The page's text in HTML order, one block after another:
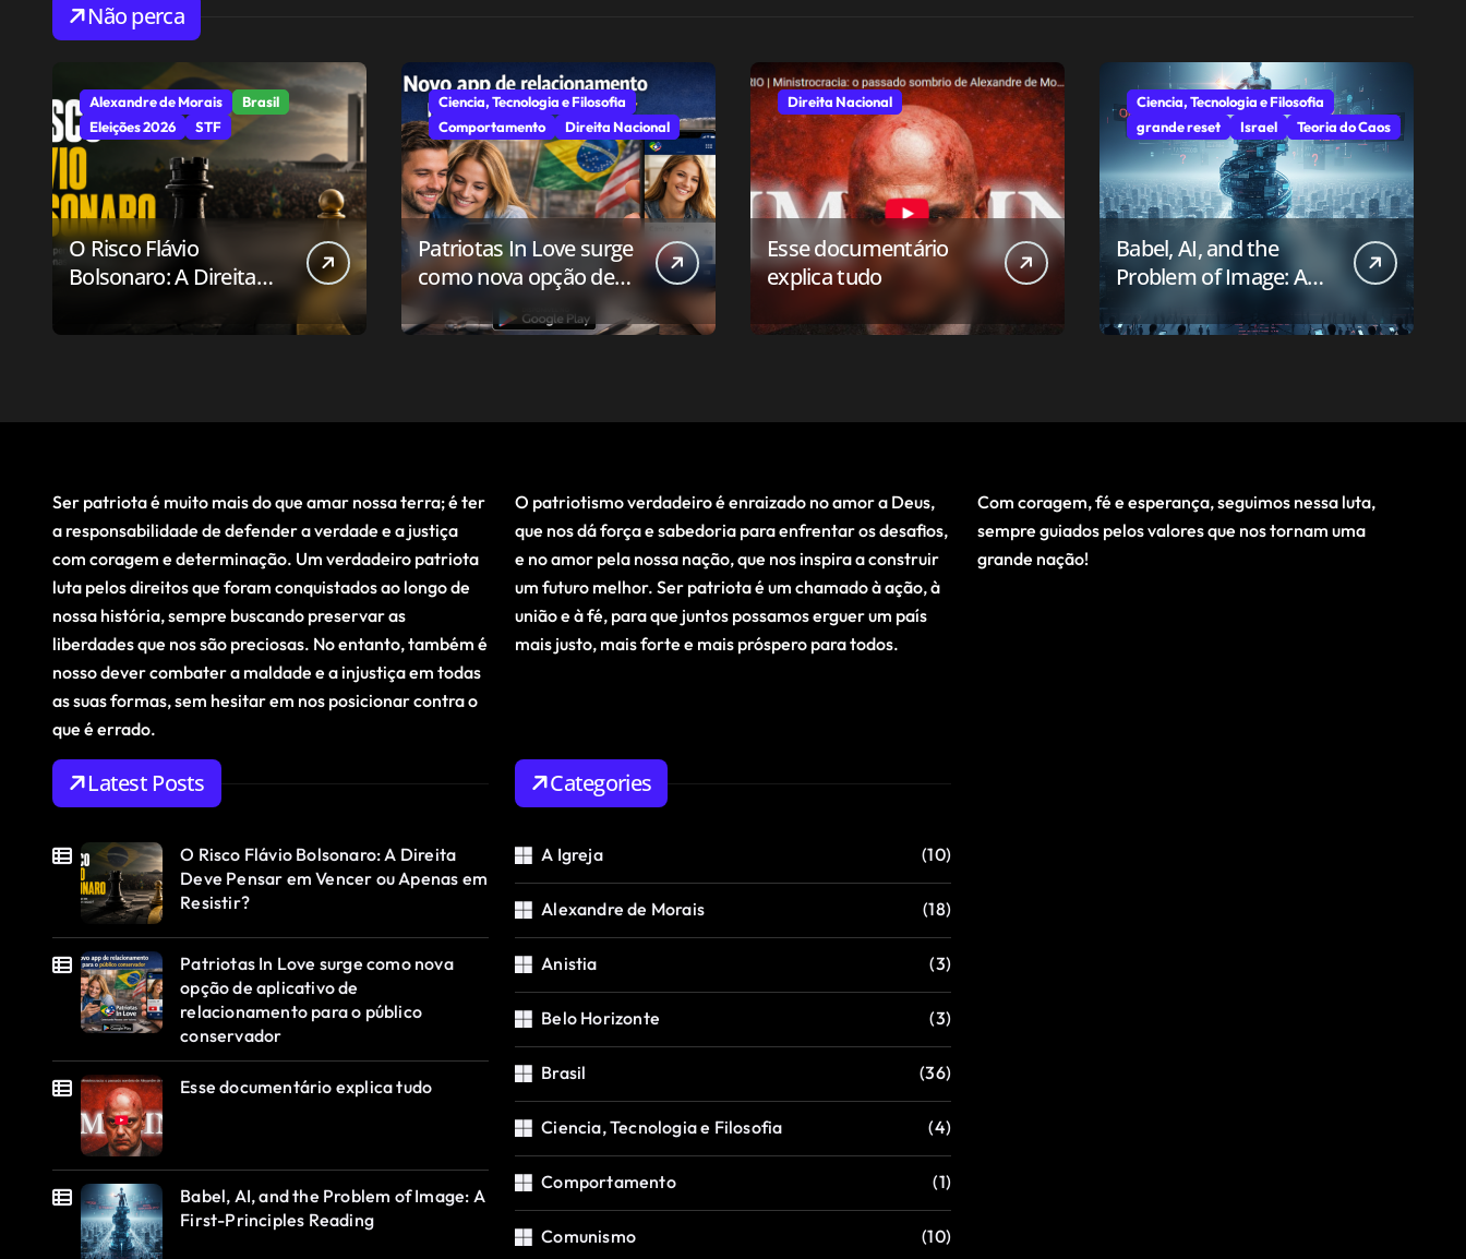
Não perca
Alexandre de Morais
Brasil
Eleições 2026
STF
O Risco Flávio
Bolsonaro: A Direita
Vencer ou Apenas em
Ciencia, Tecnologia e Filosofia
Comportamento
Direita Nacional
Patriotas In Love surge
como nova opção de
aplicativo de
relacionamento para o
Direita Nacional
Esse documentário
explica tudo
Ciencia, Tecnologia e Filosofia
grande reset
Israel Teoria do Caos
Babel, AI, and the
Problem of Image: A
Ser patriota é muito mais do que amar nossa terra; é ter
a responsabilidade de defender a verdade e a justiça
com coragem e determinação. Um verdadeiro patriota
luta pelos direitos que foram conquistados ao longo de
nossa história, sempre buscando preservar as
liberdades que nos são preciosas. No entanto, também é
nosso dever combater a maldade e a injustiça em todas
as suas formas, sem hesitar em nos posicionar contra o
que é errado.
O patriotismo verdadeiro é enraizado no amor a Deus,
que nos dá força e sabedoria para enfrentar os desafios,
e no amor pela nossa nação, que nos inspira a construir
um futuro melhor. Ser patriota é um chamado à ação, à
união e à fé, para que juntos possamos erguer um país
mais justo, mais forte e mais próspero para todos.
Com coragem, fé e esperança, seguimos nessa luta,
sempre guiados pelos valores que nos tornam uma
grande nação!
Latest Posts
O Risco Flávio Bolsonaro: A Direita
Deve Pensar em Vencer ou Apenas em
Resistir?
Patriotas In Love surge como nova
opção de aplicativo de
relacionamento para o público
conservador
Esse documentário explica tudo
Babel, AI, and the Problem of Image: A
First-Principles Reading
Categories
A Igreja (10)
Alexandre de Morais (18)
Anistia (3)
Belo Horizonte (3)
Brasil (36)
Ciencia, Tecnologia e Filosofia (4)
Comportamento (1)
Comunismo (10)